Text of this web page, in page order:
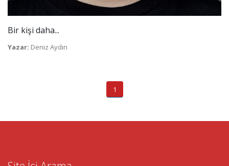
Bir kişi daha...
Yazar: Deniz Aydın
1